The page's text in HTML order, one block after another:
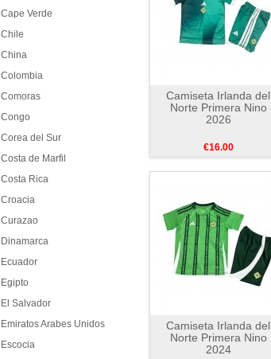
Cape Verde
Chile
China
Colombia
Comoras
Congo
Corea del Sur
Costa de Marfil
Costa Rica
Croacia
Curazao
Dinamarca
Ecuador
Egipto
El Salvador
Emiratos Arabes Unidos
Escocia
Camiseta Irlanda del
Norte Primera Nino
2026
€16.00
Camiseta Irlanda del
Norte Primera Nino
2024